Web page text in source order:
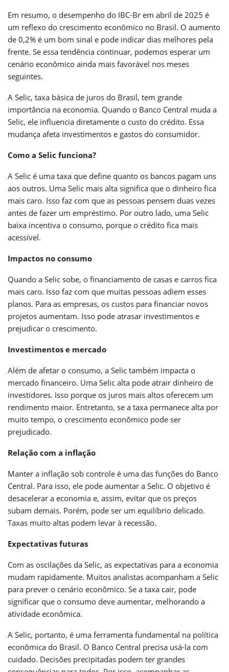
Em resumo, o desempenho do IBC-Br em abril de 2025 é
um reflexo do crescimento econômico no Brasil. O aumento
de 0,2% é um bom sinal e pode indicar dias melhores pela
frente. Se essa tendência continuar, podemos esperar um
cenário econômico ainda mais favorável nos meses
seguintes.
A Selic, taxa básica de juros do Brasil, tem grande
importância na economia. Quando o Banco Central muda a
Selic, ele influencia diretamente o custo do crédito. Essa
mudança afeta investimentos e gastos do consumidor.
Como a Selic funciona?
A Selic é uma taxa que define quanto os bancos pagam uns
aos outros. Uma Selic mais alta significa que o dinheiro fica
mais caro. Isso faz com que as pessoas pensem duas vezes
antes de fazer um empréstimo. Por outro lado, uma Selic
baixa incentiva o consumo, porque o crédito fica mais
acessível.
Impactos no consumo
Quando a Selic sobe, o financiamento de casas e carros fica
mais caro. Isso faz com que muitas pessoas adiem esses
planos. Para as empresas, os custos para financiar novos
projetos aumentam. Isso pode atrasar investimentos e
prejudicar o crescimento.
Investimentos e mercado
Além de afetar o consumo, a Selic também impacta o
mercado financeiro. Uma Selic alta pode atrair dinheiro de
investidores. Isso porque os juros mais altos oferecem um
rendimento maior. Entretanto, se a taxa permanece alta por
muito tempo, o crescimento econômico pode ser
prejudicado.
Relação com a inflação
Manter a inflação sob controle é uma das funções do Banco
Central. Para isso, ele pode aumentar a Selic. O objetivo é
desacelerar a economia e, assim, evitar que os preços
subam demais. Porém, pode ser um equilíbrio delicado.
Taxas muito altas podem levar à recessão.
Expectativas futuras
Com as oscilações da Selic, as expectativas para a economia
mudam rapidamente. Muitos analistas acompanham a Selic
para prever o cenário econômico. Se a taxa cair, pode
significar que o consumo deve aumentar, melhorando a
atividade econômica.
A Selic, portanto, é uma ferramenta fundamental na política
econômica do Brasil. O Banco Central precisa usá-la com
cuidado. Decisões precipitadas podem ter grandes